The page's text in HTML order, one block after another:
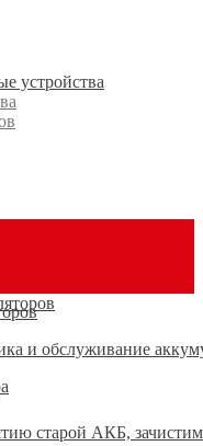
и обслуживание
старой АКБ, зачистим